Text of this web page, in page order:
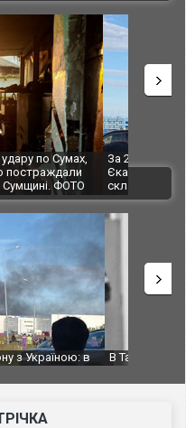
з Україною: в
дронів загорівся
"Мої
від удару